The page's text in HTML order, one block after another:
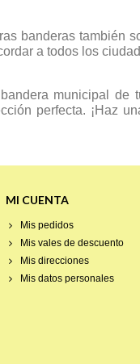
banderas también
a todos los
municipal
perfecta. ¡Haz
MI CUENTA
Mis pedidos
Mis vales de descuento
Mis direcciones
Mis datos personales